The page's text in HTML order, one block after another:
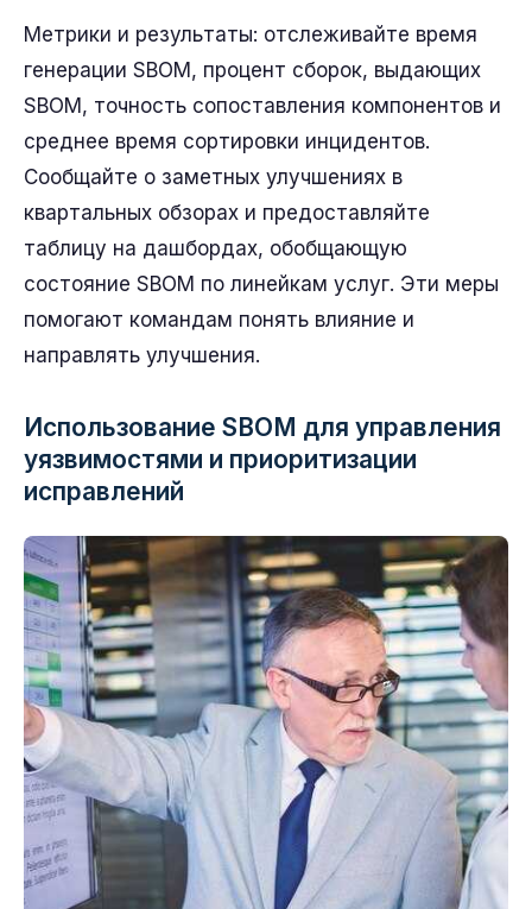
Метрики и результаты: отслеживайте время
генерации SBOM, процент сборок, выдающих
SBOM, точность сопоставления компонентов и
среднее время сортировки инцидентов.
Сообщайте о заметных улучшениях в
квартальных обзорах и предоставляйте
таблицу на дашбордах, обобщающую
состояние SBOM по линейкам услуг. Эти меры
помогают командам понять влияние и
направлять улучшения.
Использование SBOM для управления
уязвимостями и приоритизации
исправлений